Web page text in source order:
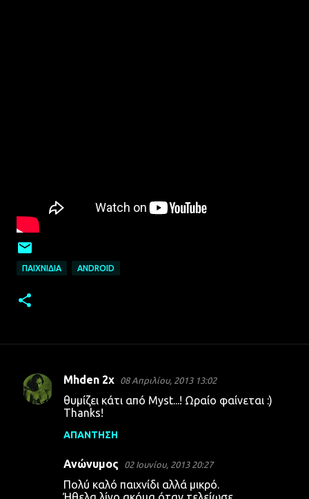
ΠΑΙΧΝΊΔΙΑ ANDROID
Σ
Mhden 2x 08 Απριλίου, 2013 13:02
θυμίζει κάτι από Myst...! Ωραίο φαίνεται :)
Thanks!
ΑΠΆΝΤΗΣΗ
Ανώνυμος 02 Ιουνίου, 2013 20:27
Πολύ καλό παιχνίδι αλλά μικρό.